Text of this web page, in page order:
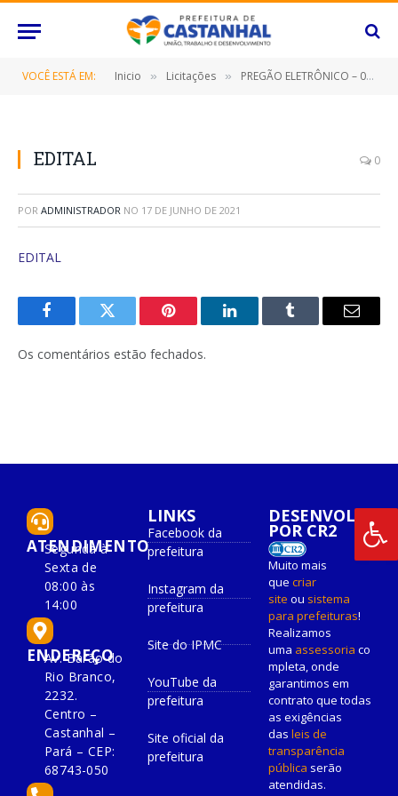
VOCÊ ESTÁ EM: Inicio » Licitações » PREGÃO ELETRÔNICO – 020/2021 (CONTRATAÇÃO DE EMPRESA ESPECIALIZADA PARA FUTURA E FRACIONADA AQUISIÇÃO/SERVIÇOS DE PRODUTOS DE FLORICULTURA (ARRANJOS, FLORES, VASOS, COROA DE FLORES E AFINS))
EDITAL 0
POR ADMINISTRADOR NO 17 DE JUNHO DE 2021
EDITAL
FacebookTwitter Pinterest O
Tumblr
E-
Os comentários estão fechados.
ATENDIMENTO
Segunda à
Sexta de
08:00 às
14:00
ENDEREÇO
Av. Barão do
Rio Branco,
2232.
Centro –
Castanhal –
Pará – CEP:
68743-050
LINKS
Facebook da
prefeitura
Instagram da
prefeitura
Site do IPMC
YouTube da
prefeitura
Site oficial da
prefeitura
DESENVOLVIDO
POR CR2
Muito mais
que criar
site ou sistema
para prefeituras!
Realizamos
uma assessoria co
mpleta, onde
garantimos em
contrato que todas
as exigências
das leis de
transparência
pública serão
atendidas.